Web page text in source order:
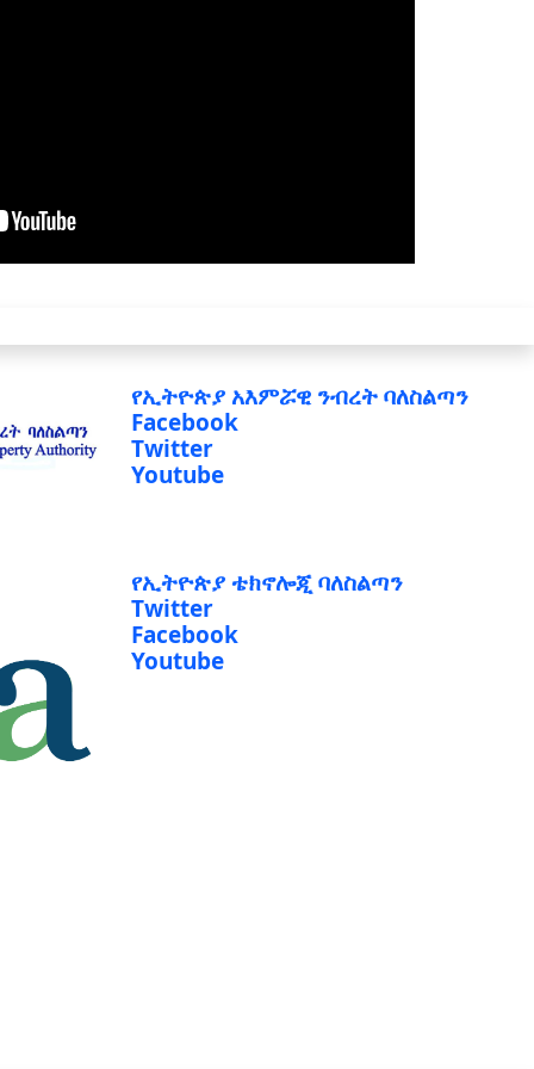
የኢትዮጵያ አእምሯዊ ንብረት ባለስልጣን
Facebook
Twitter
Youtube
የኢትዮጵያ ቴክኖሎጂ ባለስልጣን
Twitter
Facebook
Youtube